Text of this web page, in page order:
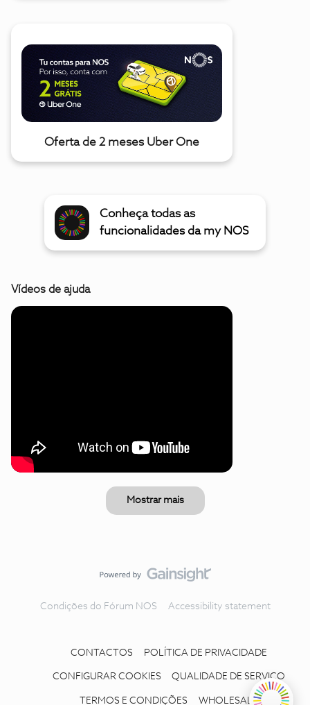
Oferta de 2 meses Uber One
Conheça todas as
funcionalidades da my NOS
Vídeos de ajuda
Mostrar mais
Condições do Fórum NOS Accessibility statement
CONTACTOS POLÍTICA DE PRIVACIDADE
CONFIGURAR COOKIES QUALIDADE DE SERVIÇO
TERMOS E CONDIÇÕES WHOLESALE